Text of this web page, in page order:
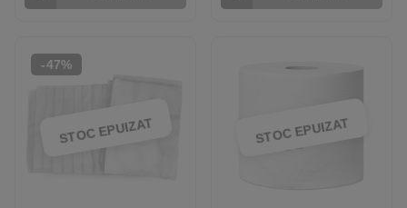
-47%
STOC EPUIZAT STOC EPUIZAT